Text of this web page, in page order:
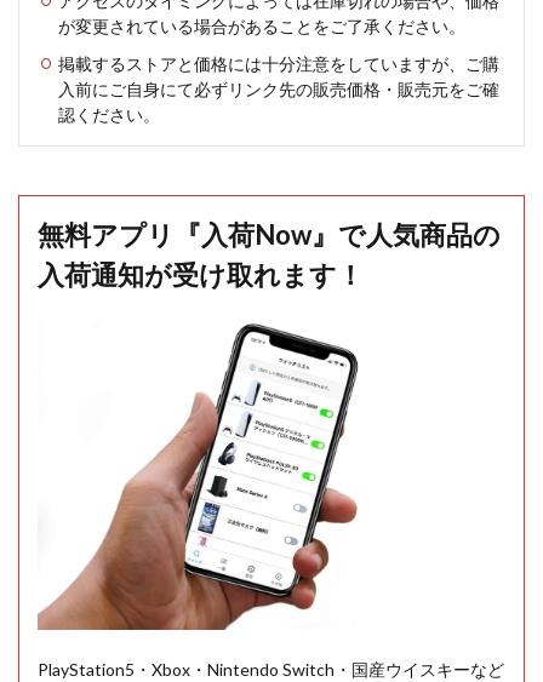
が変更されている場合があることをご了承ください。
掲載するストアと価格には十分注意をしていますが、ご購
入前にご自身にて必ずリンク先の販売価格・販売元をご確
認ください。
無料アプリ『入荷Now』で人気商品の
入荷通知が受け取れます！
PlayStation5・Xbox・Nintendo Switch・国産ウイスキーなど